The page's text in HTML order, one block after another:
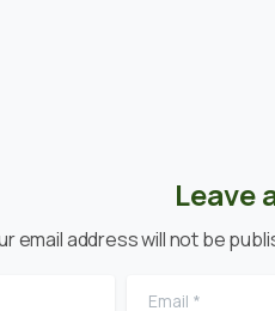
Leave
email address will not be
Email